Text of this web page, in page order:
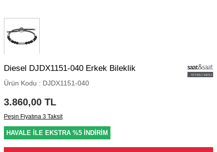
Diesel DJDX1151-040 Erkek Bileklik
Ürün Kodu : DJDX1151-040
3.860,00 TL
Peşin Fiyatına 3 Taksit
HAVALE İLE EKSTRA %5 İNDİRİM